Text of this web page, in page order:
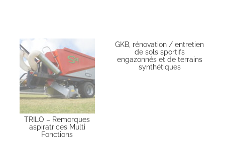
TRILO – Remorques
aspiratrices Multi
Fonctions
GKB, rénovation / entretien
de sols sportifs
engazonnés et de terrains
synthétiques